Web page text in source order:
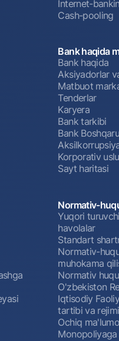
Internet-
Cash-pooling
Bank haqida
Bank haqida
Aksiyadorlar
Matbuot
Tenderlar
Karyera
Bank tarkibi
Bank
Korporativ
Sayt haritasi
Normativ-
Yuqori
havolalar
Standart
Normativ-
muhokama
Normativ
O'zbekiston
Iqtisodiy
tartibi va rejimi
Ochiq